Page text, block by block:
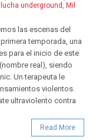
lucha underground Mil
las escenas del
temporada, una
para el inicio de este
real), siendo
Un terapeuta le
violentos.
ultraviolento contra
Read More